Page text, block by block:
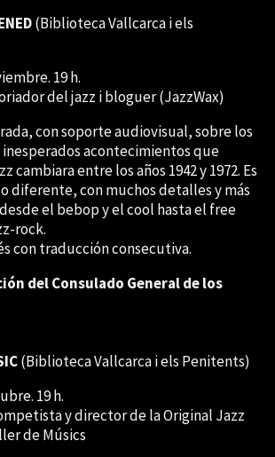
(Biblioteca Vallcarca i els
19 h.
del jazz i bloguer (JazzWax)
con soporte audiovisual, sobre los
inesperados acontecimientos que
cambiara entre los años 1942 y 1972. Es
diferente, con muchos detalles y más
el bebop y el cool hasta el free
rock.
con traducción consecutiva.
del Consulado General de los
(Biblioteca Vallcarca i els Penitents)
19 h.
y director de la Original Jazz
de Músics